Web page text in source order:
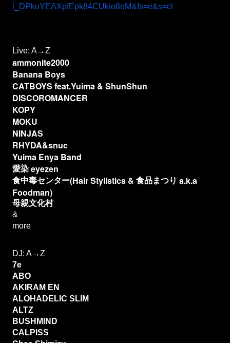
l_DPkuYEAXpfEpk84CUkio8oM&fs=e&s=cl
Live: A→Z
ammonite2000
Banana Boys
CATBOYS feat.Yuima & ShunShun
DISCOROMANCER
KOPY
MOKU
NINJAS
RHYDA&snuc
Yuima Enya Band
愛染 eyezen
食中毒センター(Hair Stylistics & 食品まつり a.k.a
Foodman)
母親文化村
&
more
DJ: A→Z
7e
ABO
AKIRAM EN
ALOHADELIC SLIM
ALTZ
BUSHMIND
CALPISS